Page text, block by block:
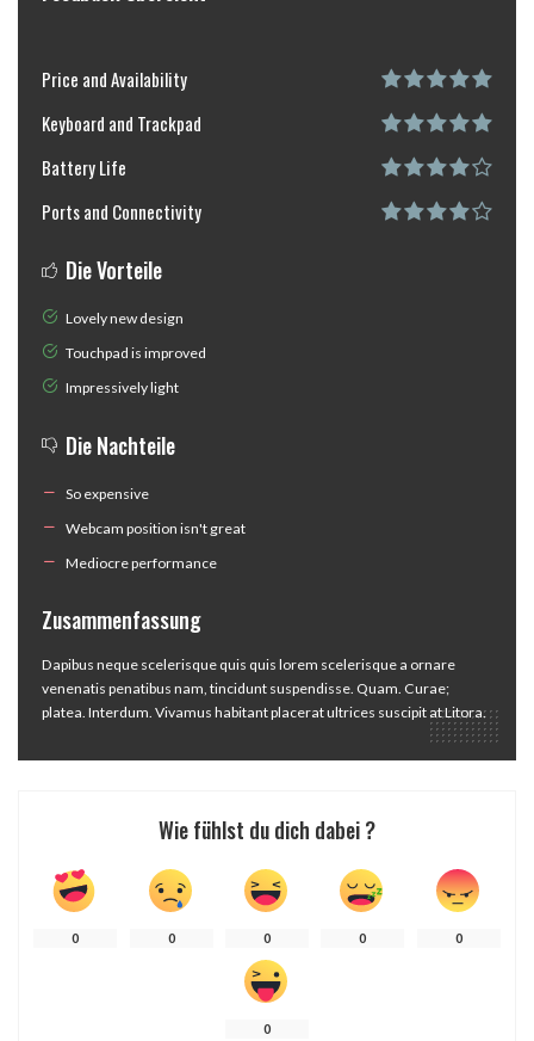
Price and Availability
Keyboard and Trackpad
Battery Life
Ports and Connectivity
Die Vorteile
Lovely new design
Touchpad is improved
Impressively light
Die Nachteile
So expensive
Webcam position isn't great
Mediocre performance
Zusammenfassung
Dapibus neque scelerisque quis quis lorem scelerisque a ornare
venenatis penatibus nam, tincidunt suspendisse. Quam. Curae;
platea. Interdum. Vivamus habitant placerat ultrices suscipit at Litora.
Wie fühlst du dich dabei ?
0 0 0 0 0
0